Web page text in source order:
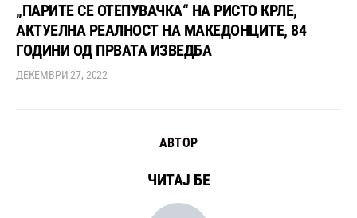
„ПАРИТЕ СЕ ОТЕПУВАЧКА“ НА РИСТО КРЛЕ,
АКТУЕЛНА РЕАЛНОСТ НА МАКЕДОНЦИТЕ, 84
ГОДИНИ ОД ПРВАТА ИЗВЕДБА
ДЕКЕМВРИ 27, 2022
АВТОР
ЧИТАЈ БЕ